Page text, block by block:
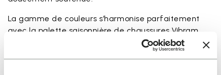
La gamme de couleurs s’harmonise parfaitement
avec la palette saisonnière de chaussures Vibram
FiveFingers en Ivory, Black, Lime et Fig, rendant
chaque association naturelle et complète.